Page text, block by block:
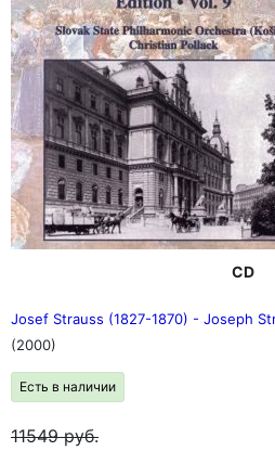
CD
Josef Strauss (1827-1870) - Joseph
(2000)
Есть в наличии
11549руб.